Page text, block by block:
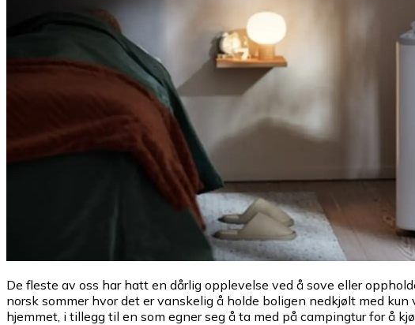
De fleste av oss har hatt en dårlig opplevelse ved å sove eller
norsk sommer hvor det er vanskelig å holde boligen nedkjølt med
hjemmet, i tillegg til en som egner seg å ta med på campingtur for å